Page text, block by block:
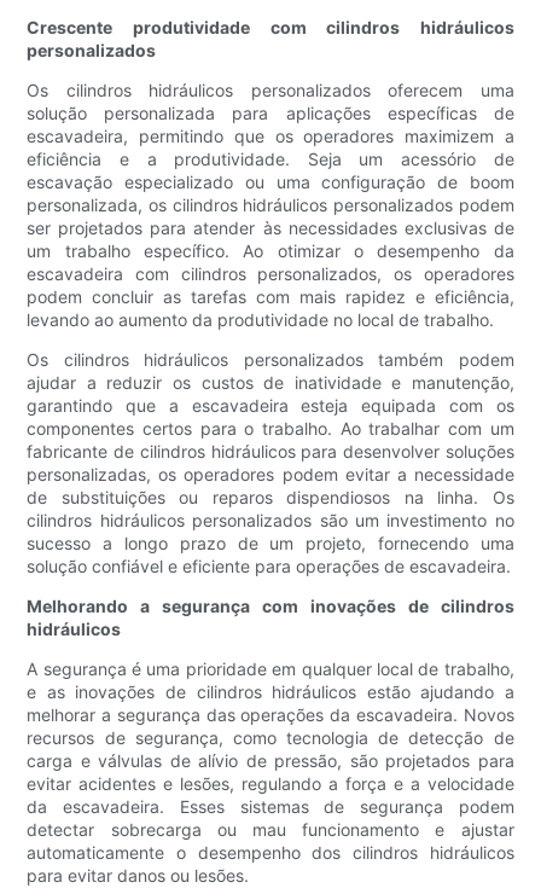
Crescente produtividade com cilindros hidráulicos
personalizados
Os cilindros hidráulicos personalizados oferecem uma
solução personalizada para aplicações específicas de
escavadeira, permitindo que os operadores maximizem a
eficiência e a produtividade. Seja um acessório de
escavação especializado ou uma configuração de boom
personalizada, os cilindros hidráulicos personalizados podem
ser projetados para atender às necessidades exclusivas de
um trabalho específico. Ao otimizar o desempenho da
escavadeira com cilindros personalizados, os operadores
podem concluir as tarefas com mais rapidez e eficiência,
levando ao aumento da produtividade no local de trabalho.
Os cilindros hidráulicos personalizados também podem
ajudar a reduzir os custos de inatividade e manutenção,
garantindo que a escavadeira esteja equipada com os
componentes certos para o trabalho. Ao trabalhar com um
fabricante de cilindros hidráulicos para desenvolver soluções
personalizadas, os operadores podem evitar a necessidade
de substituições ou reparos dispendiosos na linha. Os
cilindros hidráulicos personalizados são um investimento no
sucesso a longo prazo de um projeto, fornecendo uma
solução confiável e eficiente para operações de escavadeira.
Melhorando a segurança com inovações de cilindros
hidráulicos
A segurança é uma prioridade em qualquer local de trabalho,
e as inovações de cilindros hidráulicos estão ajudando a
melhorar a segurança das operações da escavadeira. Novos
recursos de segurança, como tecnologia de detecção de
carga e válvulas de alívio de pressão, são projetados para
evitar acidentes e lesões, regulando a força e a velocidade
da escavadeira. Esses sistemas de segurança podem
detectar sobrecarga ou mau funcionamento e ajustar
automaticamente o desempenho dos cilindros hidráulicos
para evitar danos ou lesões.